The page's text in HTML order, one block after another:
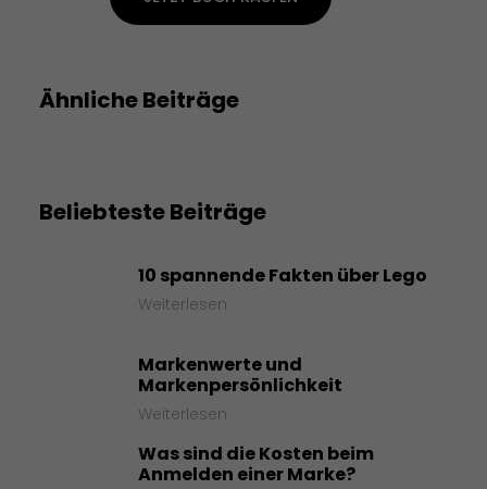
Ähnliche Beiträge
Beliebteste Beiträge
10 spannende Fakten über Lego
Weiterlesen
Markenwerte und
Markenpersönlichkeit
Weiterlesen
Was sind die Kosten beim
Anmelden einer Marke?